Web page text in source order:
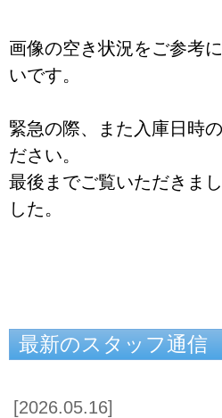
画像の空き状況をご参考
いです。
緊急の際、また入庫日時
ださい。
最後までご覧いただきま
した。
最新のスタッフ通信
[2026.05.16]